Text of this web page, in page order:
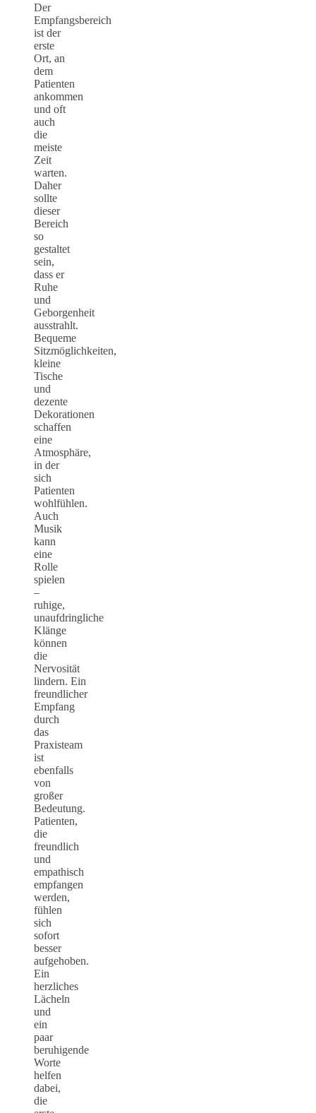
Der
Empfangsbereich
ist der
erste
Ort, an
dem
Patienten
ankommen
und oft
auch
die
meiste
Zeit
warten.
Daher
sollte
dieser
Bereich
so
gestaltet
sein,
dass er
Ruhe
und
Geborgenheit
ausstrahlt.
Bequeme
Sitzmöglichkeiten,
kleine
Tische
und
dezente
Dekorationen
schaffen
eine
Atmosphäre,
in der
sich
Patienten
wohlfühlen.
Auch
Musik
kann
eine
Rolle
spielen
–
ruhige,
unaufdringliche
Klänge
können
die
Nervosität
lindern. Ein
freundlicher
Empfang
durch
das
Praxisteam
ist
ebenfalls
von
großer
Bedeutung.
Patienten,
die
freundlich
und
empathisch
empfangen
werden,
fühlen
sich
sofort
besser
aufgehoben.
Ein
herzliches
Lächeln
und
ein
paar
beruhigende
Worte
helfen
dabei,
die